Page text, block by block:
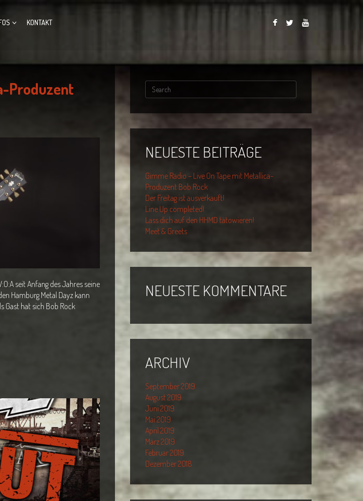
KONTAKT
Produzent
seit Anfang des Jahres seine
Hamburg Metal Dayz kann
Gast hat sich Bob Rock
NEUESTE BEITRÄGE
Gimme Radio – Live On Tape mit Metallica-
Produzent Bob Rock
Der Freitag ist ausverkauft!
Line Up completed!
Lass dich auf den HHMD tätowieren!
Meet & Greets
NEUESTE KOMMENTARE
ARCHIV
September 2019
August 2019
Juni 2019
Mai 2019
April 2019
März 2019
Februar 2019
Dezember 2018